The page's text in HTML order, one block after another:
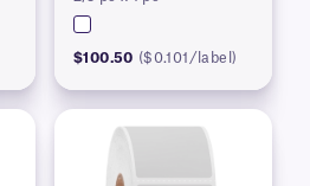
$100.50 ($0.101/label)